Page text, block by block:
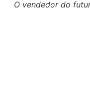
O vendedor do